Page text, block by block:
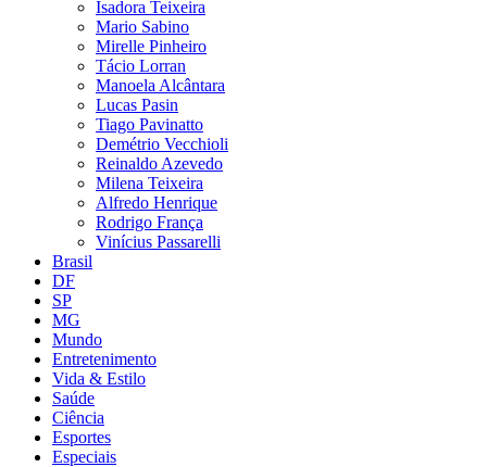
Isadora Teixeira
Mario Sabino
Mirelle Pinheiro
Tácio Lorran
Manoela Alcântara
Lucas Pasin
Tiago Pavinatto
Demétrio Vecchioli
Reinaldo Azevedo
Milena Teixeira
Alfredo Henrique
Rodrigo França
Vinícius Passarelli
Brasil
DF
SP
MG
Mundo
Entretenimento
Vida & Estilo
Saúde
Ciência
Esportes
Especiais